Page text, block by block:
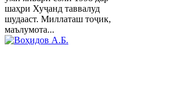
шаҳри Хуҷанд таввалуд
шудааст. Миллаташ тоҷик,
маълумота...